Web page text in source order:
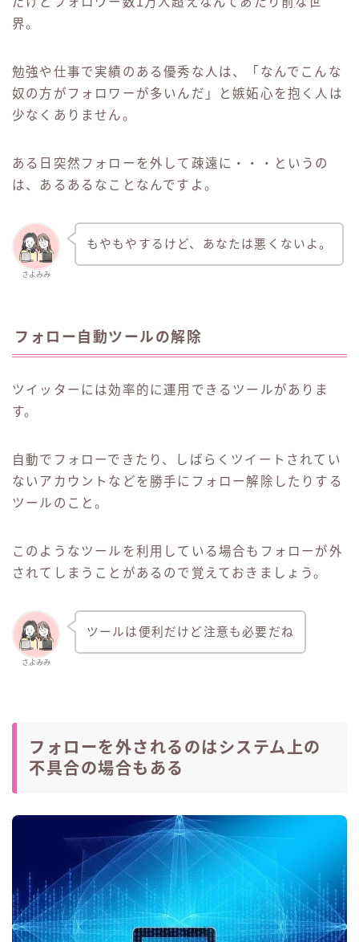
界。
勉強や仕事で実績のある優秀な人は、「なんでこんな
奴の方がフォロワーが多いんだ」と嫉妬心を抱く人は
少なくありません。
ある日突然フォローを外して疎遠に・・・というの
は、あるあるなことなんですよ。
さよみみ
もやもやするけど、あなたは悪くないよ。
フォロー自動ツールの解除
ツイッターには効率的に運用できるツールがありま
す。
自動でフォローできたり、しばらくツイートされてい
ないアカウントなどを勝手にフォロー解除したりする
ツールのこと。
このようなツールを利用している場合もフォローが外
されてしまうことがあるので覚えておきましょう。
さよみみ
ツールは便利だけど注意も必要だね
フォローを外されるのはシステム上の
不具合の場合もある